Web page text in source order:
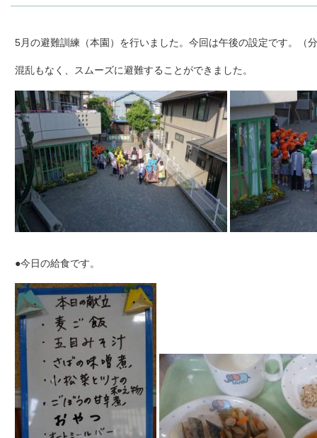
5月の避難訓練（本園）を行いました。今回は午後の設定です。（
混乱もなく、スムーズに避難することができました。
●今日の給食です。